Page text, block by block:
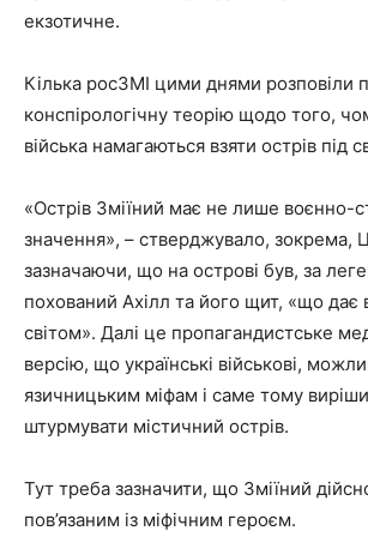
екзотичне.
Кілька росЗМІ цими днями розповіли
конспірологічну теорію щодо того,
війська намагаються взяти острів під
«Острів Зміїний має не лише воєнно-
значення», – стверджувало, зокрема,
зазначаючи, що на острові був, за
похований Ахілл та його щит, «що дає
світом». Далі це пропагандистське
версію, що українські військові,
язичницьким міфам і саме тому
штурмувати містичний острів.
Тут треба зазначити, що Зміїний
пов’язаним із міфічним героєм.